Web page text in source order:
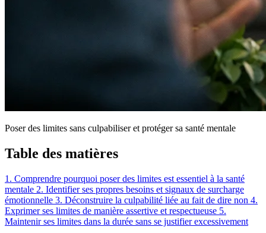
Poser des limites sans culpabiliser et protéger sa santé mentale
Table des matières
1. Comprendre pourquoi poser des limites est essentiel à la santé
mentale 2. Identifier ses propres besoins et signaux de surcharge
émotionnelle 3. Déconstruire la culpabilité liée au fait de dire non 4.
Exprimer ses limites de manière assertive et respectueuse 5.
Maintenir ses limites dans la durée sans se justifier excessivement